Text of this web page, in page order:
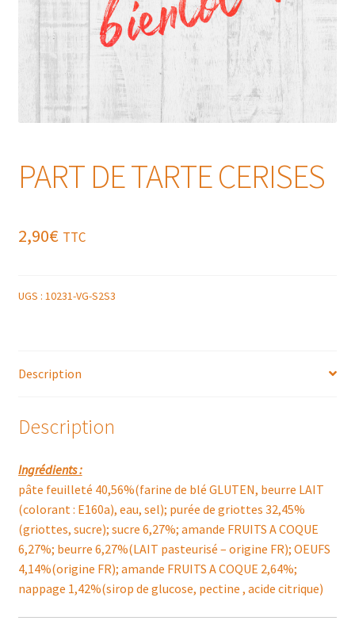
PART DE TARTE CERISES
2,90€ TTC
UGS : 10231-VG-S2S3
Description
Description
Ingrédients :
pâte feuilleté 40,56%(farine de blé GLUTEN, beurre LAIT
(colorant : E160a), eau, sel); purée de griottes 32,45%
(griottes, sucre); sucre 6,27%; amande FRUITS A COQUE
6,27%; beurre 6,27%(LAIT pasteurisé – origine FR); OEUFS
4,14%(origine FR); amande FRUITS A COQUE 2,64%;
nappage 1,42%(sirop de glucose, pectine , acide citrique)